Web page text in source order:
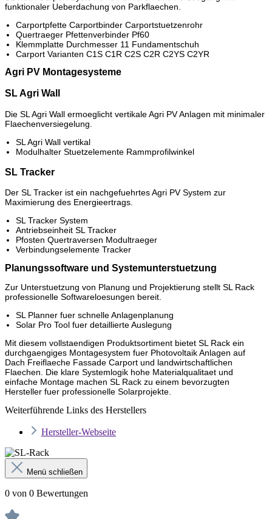
funktionaler Ueberdachung von Parkflaechen.
Carportpfette Carportbinder Carportstuetzenrohr
Quertraeger Pfettenverbinder Pf60
Klemmplatte Durchmesser 11 Fundamentschuh
Carport Varianten C1S C1R C2S C2R C2YS C2YR
Agri PV Montagesysteme
SL Agri Wall
Die SL Agri Wall ermoeglicht vertikale Agri PV Anlagen mit minimaler
Flaechenversiegelung.
SL Agri Wall vertikal
Modulhalter Stuetzelemente Rammprofilwinkel
SL Tracker
Der SL Tracker ist ein nachgefuehrtes Agri PV System zur
Maximierung des Energieertrags.
SL Tracker System
Antriebseinheit SL Tracker
Pfosten Quertraversen Modultraeger
Verbindungselemente Tracker
Planungssoftware und Systemunterstuetzung
Zur Unterstuetzung von Planung und Projektierung stellt SL Rack
professionelle Softwareloesungen bereit.
SL Planner fuer schnelle Anlagenplanung
Solar Pro Tool fuer detaillierte Auslegung
Mit diesem vollstaendigen Produktsortiment bietet SL Rack ein
durchgaengiges Montagesystem fuer Photovoltaik Anlagen auf
Dach Freiflaeche Fassade Carport und landwirtschaftlichen
Flaechen. Die klare Systemlogik hohe Materialqualitaet und
einfache Montage machen SL Rack zu einem bevorzugten
Hersteller fuer professionelle Solarprojekte.
Weiterführende Links des Herstellers
Hersteller-Webseite
Menü schließen
0 von 0 Bewertungen